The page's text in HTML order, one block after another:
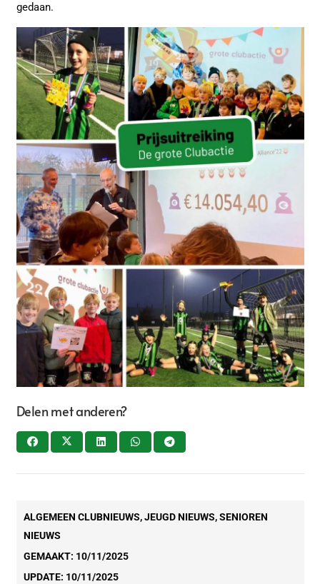
gedaan.
Delen met anderen?
ALGEMEEN CLUBNIEUWS,JEUGD NIEUWS,SENIOREN
NIEUWS
GEMAAKT: 10/11/2025
UPDATE: 10/11/2025